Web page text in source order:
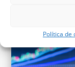
Política de